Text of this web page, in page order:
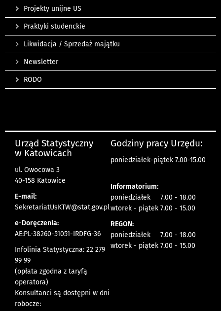
Projekty unijne US
Praktyki studenckie
Likwidacja / Sprzedaż majątku
Newsletter
RODO
Urząd Statystyczny
w Katowicach
ul. Owocowa 3
40-158 Katowice
E-mail:
SekretariatUsKTW@stat.gov.pl
e-Doręczenia:
AE:PL-38260-51051-IRDFG-36
Infolinia Statystyczna: 22 279
99 99
(opłata zgodna z taryfą
operatora)
Konsultanci są dostępni w dni
robocze:
Godziny pracy Urzędu:
poniedziałek-piątek 7.00-15.00
Informatorium:
poniedziałek 7.00 - 18.00
wtorek - piątek 7.00 - 15.00
REGON:
poniedziałek 7.00 - 18.00
wtorek - piątek 7.00 - 15.00